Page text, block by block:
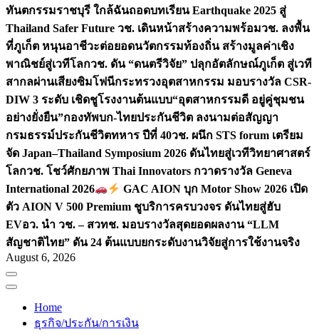
ทันตกรรมราชบุรี ใกล้ฉันถอดบทเรียน Earthquake 2025 สู่
Thailand Safer Future วช. เดินหน้าสร้างความพร้อมวช. ลงพื้น
ที่ภูเก็ต หนุนอาชีวะต่อยอดนวัตกรรมท้องถิ่น สร้างมูลค่าเชิง
พาณิชย์สู่เวทีโลกวช. ดัน “ดนตรีวิจัย” ปลุกอัตลักษณ์ภูเก็ต สู่เวที
สากลผ่านเสียงซิมโฟนีกระทรวงอุตสาหกรรม มอบรางวัล CSR-
DIW 3 ระดับ เชิดชูโรงงานต้นแบบ“อุตสาหกรรมดี อยู่คู่ชุมชน
อย่างยั่งยืน”กองทัพบก-ไทยประกันชีวิต ลงนามต่อสัญญา
กรมธรรม์ประกันชีวิตทหาร ปีที่ 40วช. ผนึก STS forum เตรียม
จัด Japan–Thailand Symposium 2026 ดันไทยสู่เวทีวิทยาศาสตร์
โลกวช. โชว์ศักยภาพ Thai Innovators กวาดรางวัล Geneva
International 2026
GAC AION บุก Motor Show 2026 เปิด
ตัว AION V 500 Premium ชูบริการครบวงจร ดันไทยสู่ฮับ
EVอว. นำ วช. – สวทช. มอบรางวัลสุดยอดผลงาน “LLM
สัญชาติไทย” ดัน 24 ต้นแบบยกระดับงานวิจัยสู่การใช้งานจริง
August 6, 2026
Home
ธุรกิจ/ประกัน/การเงิน